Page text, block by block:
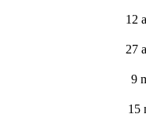
12
27
9
15